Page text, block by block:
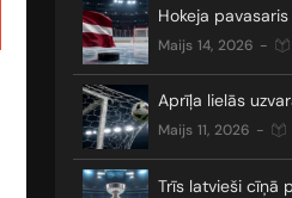
maijs 14, 2026 -
maijs 11, 2026 -